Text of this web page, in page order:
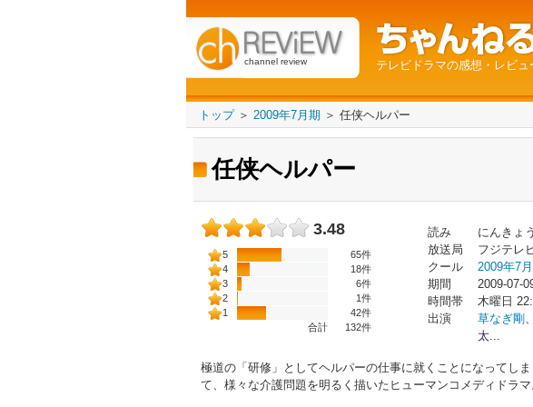
channel review テレビドラマの感想・レビュ
トップ＞ 2009年7月期 ＞ 任侠ヘルパー
任侠ヘルパー
3.48
5
65件
4
18件
3
6件
2
1件
1
42件
合計
132件
読み
にんきょ
放送局
フジテレ
クール
2009年7
期間
2009-07-
時間帯
木曜日
出演
草なぎ剛 、
太...
極道の「研修」としてヘルパーの仕事に就くことになってし
て、様々な介護問題を明るく描いたヒューマンコメディドラマ